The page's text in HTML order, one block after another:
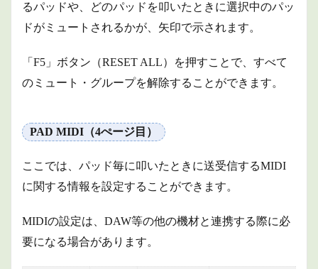
るパッドや、どのパッドを叩いたときに選択中のパッ
ドがミュートされるかが、矢印で示されます。
「F5」ボタン（RESET ALL）を押すことで、すべて
のミュート・グループを解除することができます。
PAD MIDI（4ぺージ目）
ここでは、パッド毎に叩いたときに送受信するMIDI
に関する情報を設定することができます。
MIDIの設定は、DAW等の他の機材と連携する際に必
要になる場合があります。